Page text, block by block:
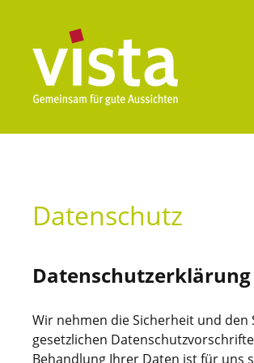
Datenschutz
Datenschutzerklärung
Wir nehmen die Sicherheit und
gesetzlichen
Behandlung Ihrer Daten ist für uns